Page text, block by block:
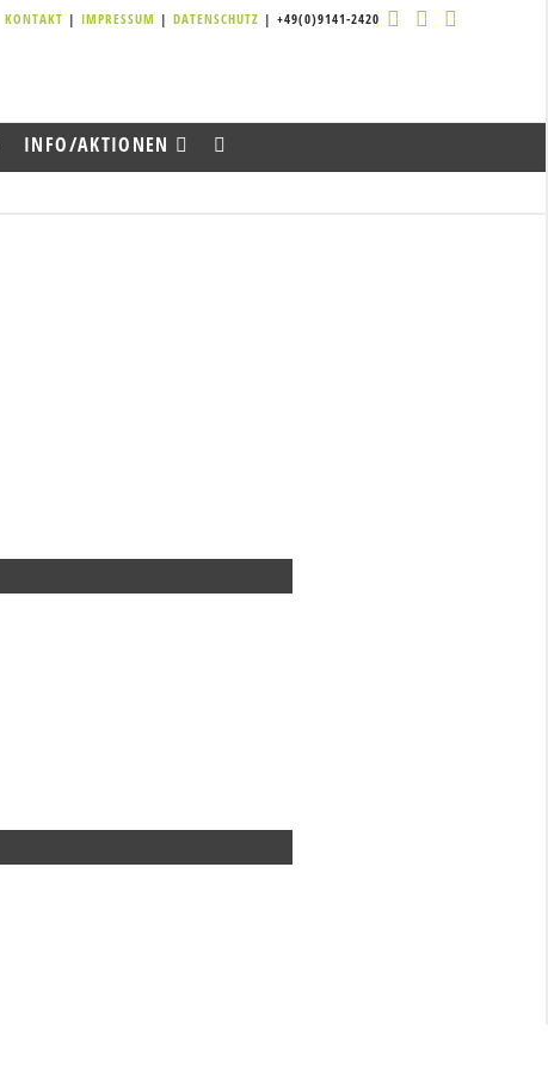
KONTAKT | IMPRESSUM | DATENSCHUTZ | +49(0)9141-2420
INFO/AKTIONEN